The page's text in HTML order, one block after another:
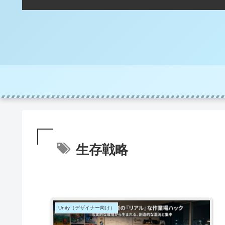
生存戦略
Unity（デザイナー向け）